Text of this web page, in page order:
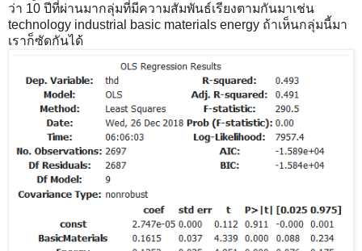
ว่า 10 ปีที่ผ่านมากลุ่มที่มีความสัมพันธ์เรียงตามกันมาเช่น
technology industrial basic materials energy ถ้าเห็นกลุ่มนี้มา
เราก็ซัดกันได้